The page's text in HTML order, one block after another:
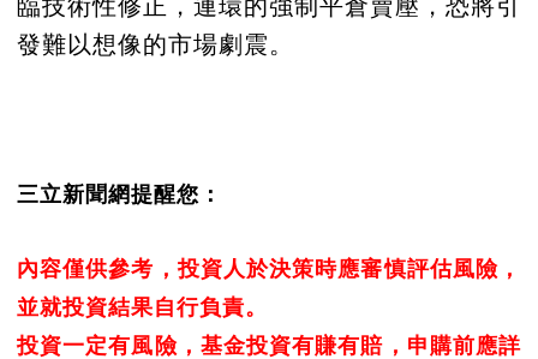
臨技術性修正，連環的強制平倉賣壓，恐將引
發難以想像的市場劇震。
三立新聞網提醒您：
內容僅供參考，投資人於決策時應審慎評估風險，
並就投資結果自行負責。
投資一定有風險，基金投資有賺有賠，申購前應詳